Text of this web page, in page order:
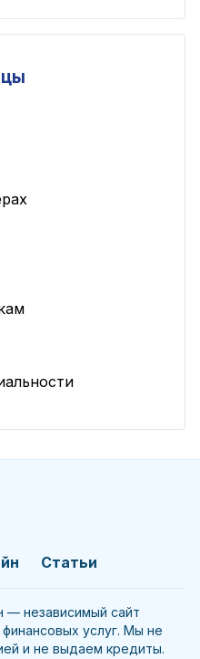
Статьи
— независимый сайт
услуг. Мы не
и не выдаем кредиты.